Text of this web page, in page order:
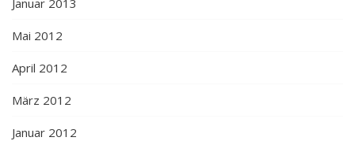
Januar 2013
Mai 2012
April 2012
März 2012
Januar 2012